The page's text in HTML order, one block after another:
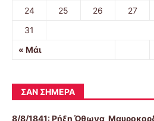
« Μάι
24
25 26 27
31
ΣΑΝ ΣΉΜΕΡΑ
8/8/1841:Ρήξη Όθωνα 